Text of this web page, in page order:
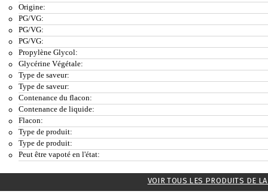
Origine:
PG/VG:
PG/VG:
PG/VG:
Propylène Glycol:
Glycérine Végétale:
Type de saveur:
Type de saveur:
Contenance du flacon:
Contenance de liquide:
Flacon:
Type de produit:
Type de produit:
Peut être vapoté en l'état:
VOIR TOUS LES PRODUITS DE